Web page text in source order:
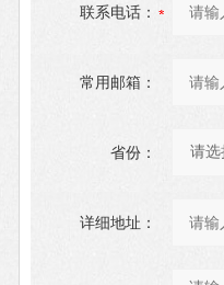
联系电话：
常用邮箱：
省份：
详细地址：